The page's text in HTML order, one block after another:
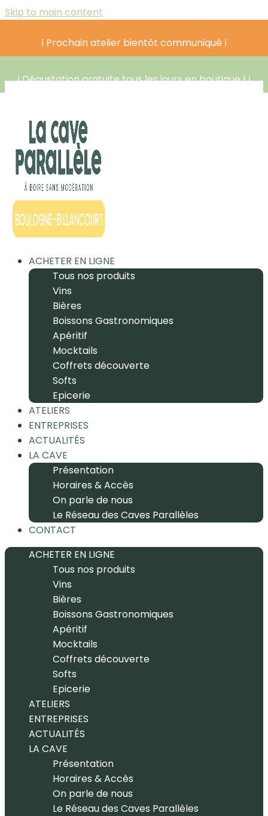
Skip to main content
ℹ️ Prochain atelier bientôt communiqué ℹ️
ℹ️ Dégustation gratuite tous les jours en boutique ! ℹ️
ACHETER EN LIGNE
Tous nos produits
Vins
Bières
Boissons Gastronomiques
Apéritif
Mocktails
Coffrets découverte
Softs
Epicerie
ATELIERS
ENTREPRISES
ACTUALITÉS
LA CAVE
Présentation
Horaires & Accès
On parle de nous
Le Réseau des Caves Parallèles
CONTACT
ACHETER EN LIGNE
Tous nos produits
Vins
Bières
Boissons Gastronomiques
Apéritif
Mocktails
Coffrets découverte
Softs
Epicerie
ATELIERS
ENTREPRISES
ACTUALITÉS
LA CAVE
Présentation
Horaires & Accès
On parle de nous
Le Réseau des Caves Parallèles